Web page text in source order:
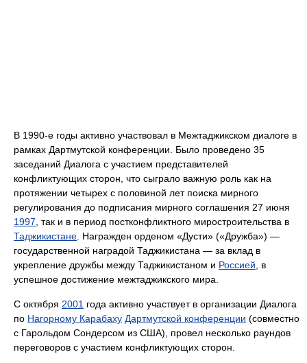
В 1990-е годы активно участвовал в Межтаджикском диалоге в
рамках Дартмутской конференции. Было проведено 35
заседаний Диалога с участием представителей
конфликтующих сторон, что сыграло важную роль как на
протяжении четырех с половиной лет поиска мирного
регулирования до подписания мирного соглашения 27 июня
1997 , так и в период постконфликтного миростроительства в
Таджикистане . Награжден орденом «Дусти» («Дружба») —
государственной наградой Таджикистана — за вклад в
укрепление дружбы между Таджикистаном и Россией , в
успешное достижение межтаджикского мира.
С октября 2001 года активно участвует в организации Диалога
по Нагорному Карабаху Дартмутской конференции (совместно
с Гарольдом Сондерсом из США), провел несколько раундов
переговоров с участием конфликтующих сторон.